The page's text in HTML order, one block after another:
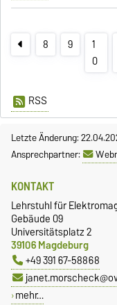
8 9
1
0
RSS
Letzte Änderung:
Ansprechpartner:
KONTAKT
Lehrstuhl für
Gebäude 09
Universitätsplatz 2
39106 Magdeburg
+49 391 67-58868
mehr…